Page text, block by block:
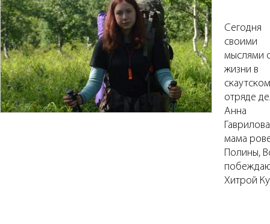
Сегодня
своими
мыслями
жизни в
скаутском
отряде
Анна
мама
Полины,
Хитрой